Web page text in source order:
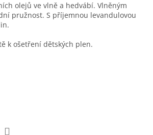
olejů ve vlně a hedvábí. Vlněným
pružnost. S příjemnou levandulovou
k ošetření dětských plen.